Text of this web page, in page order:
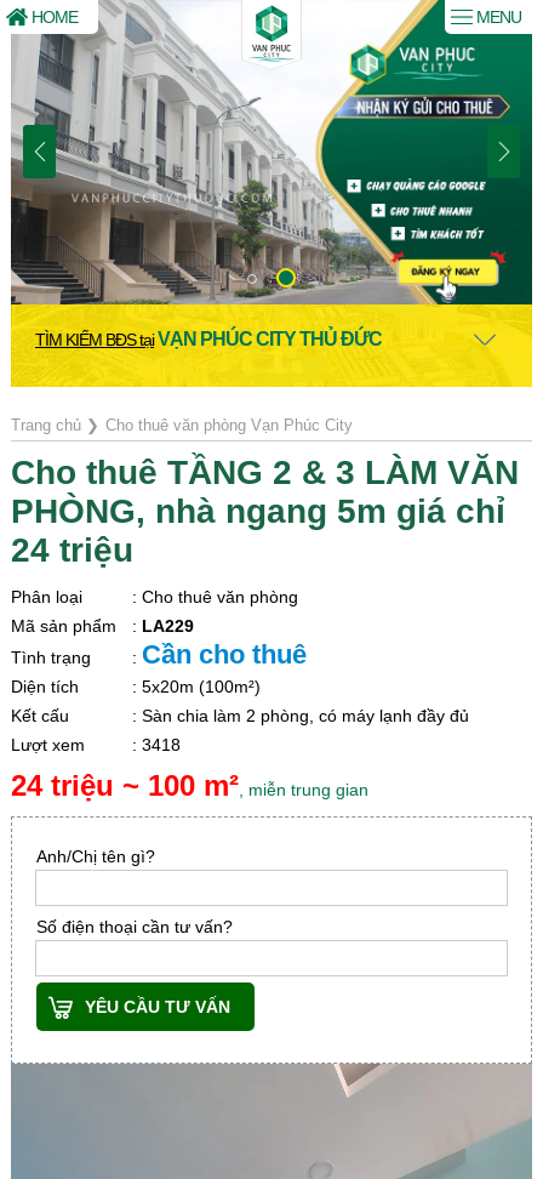
TÌM KIẾM BĐS tạiVẠN PHÚC CITY THỦ ĐỨC
Trang chủ❯ Cho thuê văn phòng Vạn Phúc City
Cho thuê TẦNG 2 & 3 LÀM VĂN
PHÒNG, nhà ngang 5m giá chỉ
24 triệu
Phân loại
: Cho thuê văn phòng
Mã sản phẩm
: LA229
Tình trạng
: Cần cho thuê
Diện tích
: 5x20m (100m²)
Kết cấu
: Sàn chia làm 2 phòng, có máy lạnh đầy đủ
Lượt xem
: 3418
24 triệu ~ 100 m², miễn trung gian
Anh/Chị tên gì?
Số điện thoại cần tư vấn?
YÊU CẦU TƯ VẤN
HOME MENU